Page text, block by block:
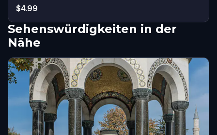
$4.99
Sehenswürdigkeiten in der
Nähe